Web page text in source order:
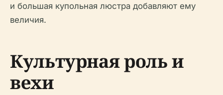
и большая купольная люстра добавляют ему
величия.
Культурная роль и
вехи